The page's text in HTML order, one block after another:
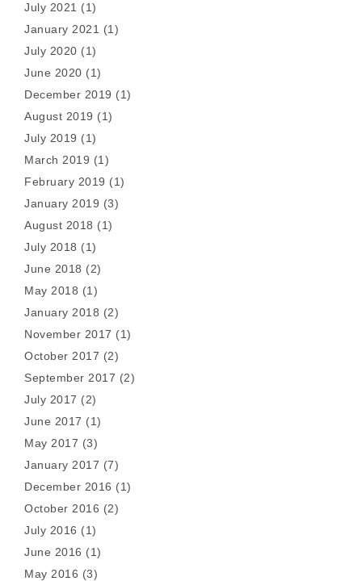
July 2021 (1)
January 2021 (1)
July 2020 (1)
June 2020 (1)
December 2019 (1)
August 2019 (1)
July 2019 (1)
March 2019 (1)
February 2019 (1)
January 2019 (3)
August 2018 (1)
July 2018 (1)
June 2018 (2)
May 2018 (1)
January 2018 (2)
November 2017 (1)
October 2017 (2)
September 2017 (2)
July 2017 (2)
June 2017 (1)
May 2017 (3)
January 2017 (7)
December 2016 (1)
October 2016 (2)
July 2016 (1)
June 2016 (1)
May 2016 (3)